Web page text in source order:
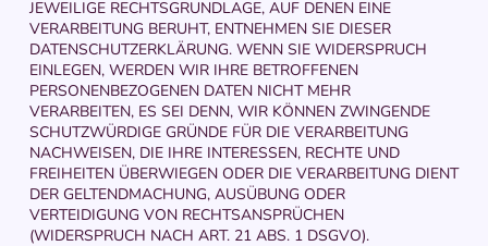
JEWEILIGE RECHTSGRUNDLAGE, AUF DENEN EINE
VERARBEITUNG BERUHT, ENTNEHMEN SIE DIESER
DATENSCHUTZERKLÄRUNG. WENN SIE WIDERSPRUCH
EINLEGEN, WERDEN WIR IHRE BETROFFENEN
PERSONENBEZOGENEN DATEN NICHT MEHR
VERARBEITEN, ES SEI DENN, WIR KÖNNEN ZWINGENDE
SCHUTZWÜRDIGE GRÜNDE FÜR DIE VERARBEITUNG
NACHWEISEN, DIE IHRE INTERESSEN, RECHTE UND
FREIHEITEN ÜBERWIEGEN ODER DIE VERARBEITUNG DIENT
DER GELTENDMACHUNG, AUSÜBUNG ODER
VERTEIDIGUNG VON RECHTSANSPRÜCHEN
(WIDERSPRUCH NACH ART. 21 ABS. 1 DSGVO).